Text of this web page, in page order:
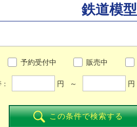
鉄道模型
予約受付中 販売中
円 ～ 円
この条件で検索する